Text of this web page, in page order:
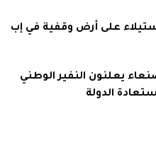
على أرض وقفية في إب
يعلنون النفير الوطني
الدولة